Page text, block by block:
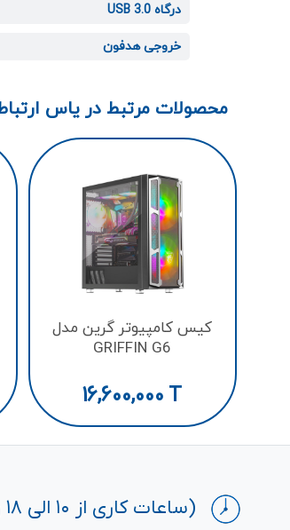
درگاه USB 3.0
خروجی هدفون
محصولات مرتبط در یاس
کیس کامپیوتر گرین مدل
GRIFFIN G6
16,600,000 T